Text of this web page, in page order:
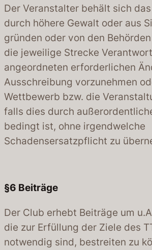
Der Veranstalter behält sich
durch höhere Gewalt oder aus
gründen oder von den
die jeweilige Strecke
angeordneten erforderlichen
Ausschreibung vorzunehmen
Wettbewerb bzw. die
falls dies durch
bedingt ist, ohne irgendwelche
Schadensersatzpflicht zu
§6 Beiträge
Der Club erhebt Beiträge um
die zur Erfüllung der Ziele des
notwendig sind, bestreiten zu